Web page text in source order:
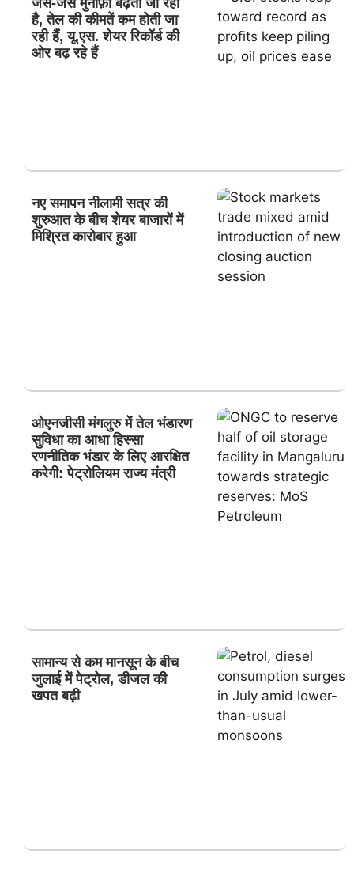
जैसे-जैसे मुनाफ़ा बढ़ता जा रहा
है, तेल की कीमतें कम होती जा
रही हैं, यू.एस. शेयर रिकॉर्ड की
ओर बढ़ रहे हैं
नए समापन नीलामी सत्र की
शुरुआत के बीच शेयर बाजारों में
मिश्रित कारोबार हुआ
ओएनजीसी मंगलुरु में तेल भंडारण
सुविधा का आधा हिस्सा
रणनीतिक भंडार के लिए आरक्षित
करेगी: पेट्रोलियम राज्य मंत्री
सामान्य से कम मानसून के बीच
जुलाई में पेट्रोल, डीजल की
खपत बढ़ी